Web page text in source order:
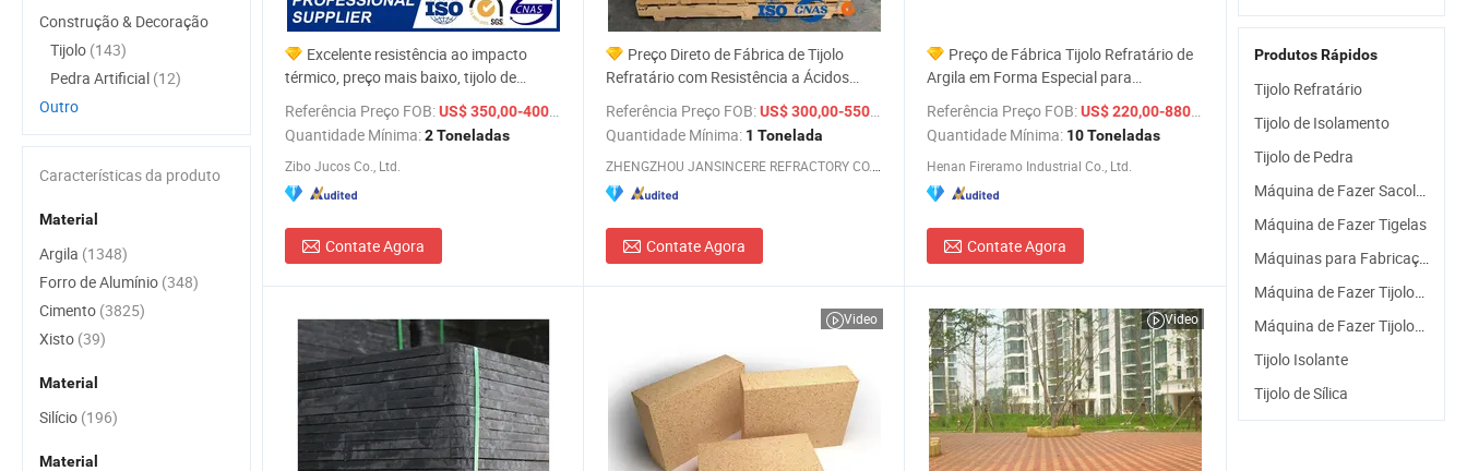
Excelente resistência ao impacto
térmico, preço mais baixo, tijolo de
carbono de magnesita para a indústria
de fabricação de aço
Referência Preço FOB:US$ 350,00-400,00
/ Tonelada
Quantidade Mínima:2 Toneladas
Zibo Jucos Co., Ltd.
Contate Agora
Preço Direto de Fábrica de Tijolo
Refratário com Resistência a Ácidos
para Forno de Fabricação de Aço
Referência Preço FOB:US$ 300,00-550,00
/ Tonelada
Quantidade Mínima: 1 Tonelada
Contate Agora
Preço de Fábrica Tijolo Refratário de
Argila em Forma Especial para
Fabricação de Aço
Referência Preço FOB:US$ 220,00-880,00
Quantidade Mínima: 10 Toneladas
Henan Fireramo Industrial Co., Ltd.
Contate Agora
Video Video
mais baixo, tijolo de
carbono de magnesita
para a indústria de
fabricação de aço
Produtos Rápidos
Tijolo Refratário
Tijolo de Isolamento
Tijolo de Pedra
Máquina de Fazer Sacolas de Compras
Máquina de Fazer Tigelas
Máquinas para Fabricação de Tijolos
Máquina de Fazer Tijolos de Concreto
Máquina de Fazer Tijolos de Cimento
Tijolo Isolante
Tijolo de Sílica
Construção & Decoração
Tijolo (143)
Pedra Artificial (12)
Outro
Características da produto
Material
Argila (1348)
Forro de Alumínio (348)
Cimento (3825)
Xisto (39)
Material
Silício (196)
Material